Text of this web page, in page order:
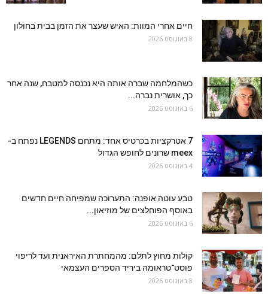
חיים אחרי המוות: האיש שעצר את הזמן בבית בחולון
8 באוגוסט 2026
כשהמלחמה שברה אותה היא נכנסה למטבח, שנה אחר
כך, אושרית נברה...
6 באוגוסט 2026
7 אטרקציות בכרטיס אחד: מתחם LEGENDS נפתח ב-
meex שרונים לחופש הגדול
4 באוגוסט 2026
טבע עוטה אופנה: התערוכה שמפיחה חיים חדשים
באוסף הפוחלצים של מוזיאון...
6 באוגוסט 2026
קולות מחוץ לתלם: מהמחתרת האיראנית ועד לריפוי
פוסט־טראומה ביריד הספרים העצמאי
8 באוגוסט 2026